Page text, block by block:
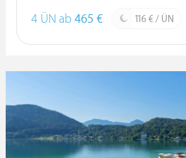
4 ÜN ab 465 € 116 € / ÜN